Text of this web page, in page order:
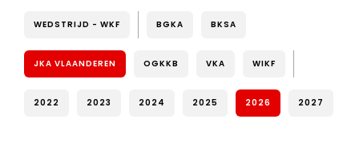
WEDSTRIJD - WKF BGKA BKSA
JKA VLAANDEREN OGKKB VKA WIKF
2022 2023 2024 2025 2026 2027